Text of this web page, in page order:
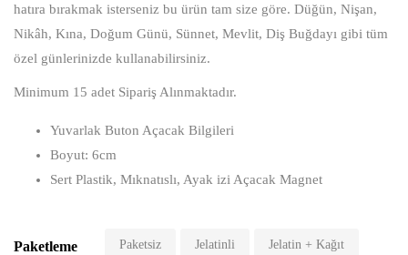
hatıra bırakmak isterseniz bu ürün tam size göre. Düğün, Nişan,
Nikâh, Kına, Doğum Günü, Sünnet, Mevlit, Diş Buğdayı gibi tüm
özel günlerinizde kullanabilirsiniz.
Minimum 15 adet Sipariş Alınmaktadır.
Yuvarlak Buton Açacak Bilgileri
Boyut: 6cm
Sert Plastik, Mıknatıslı, Ayak izi Açacak Magnet
Paketleme Paketsiz Jelatinli Jelatin + Kağıt